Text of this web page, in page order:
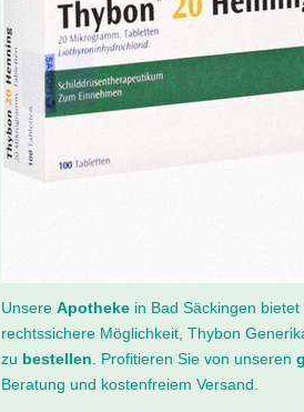
Unsere Apothekein Bad Säckingen bietet
rechtssichere Möglichkeit, Thybon
zu bestellen. Profitieren Sie von unseren
Beratung und kostenfreiem Versand.